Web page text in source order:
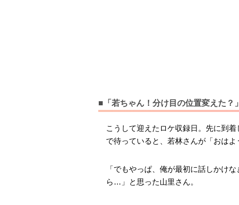
■「若ちゃん！分け目の位置変えた
こうして迎えたロケ収録日。先に到
で待っていると、若林さんが「おはよ
「でもやっぱ、俺が最初に話しかけ
ら…」と思った山里さん。